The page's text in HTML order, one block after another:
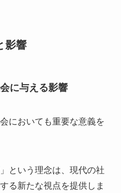
影響
に与える影響
においても重要な意義を
という理念は、現代の社
る新たな視点を提供しま